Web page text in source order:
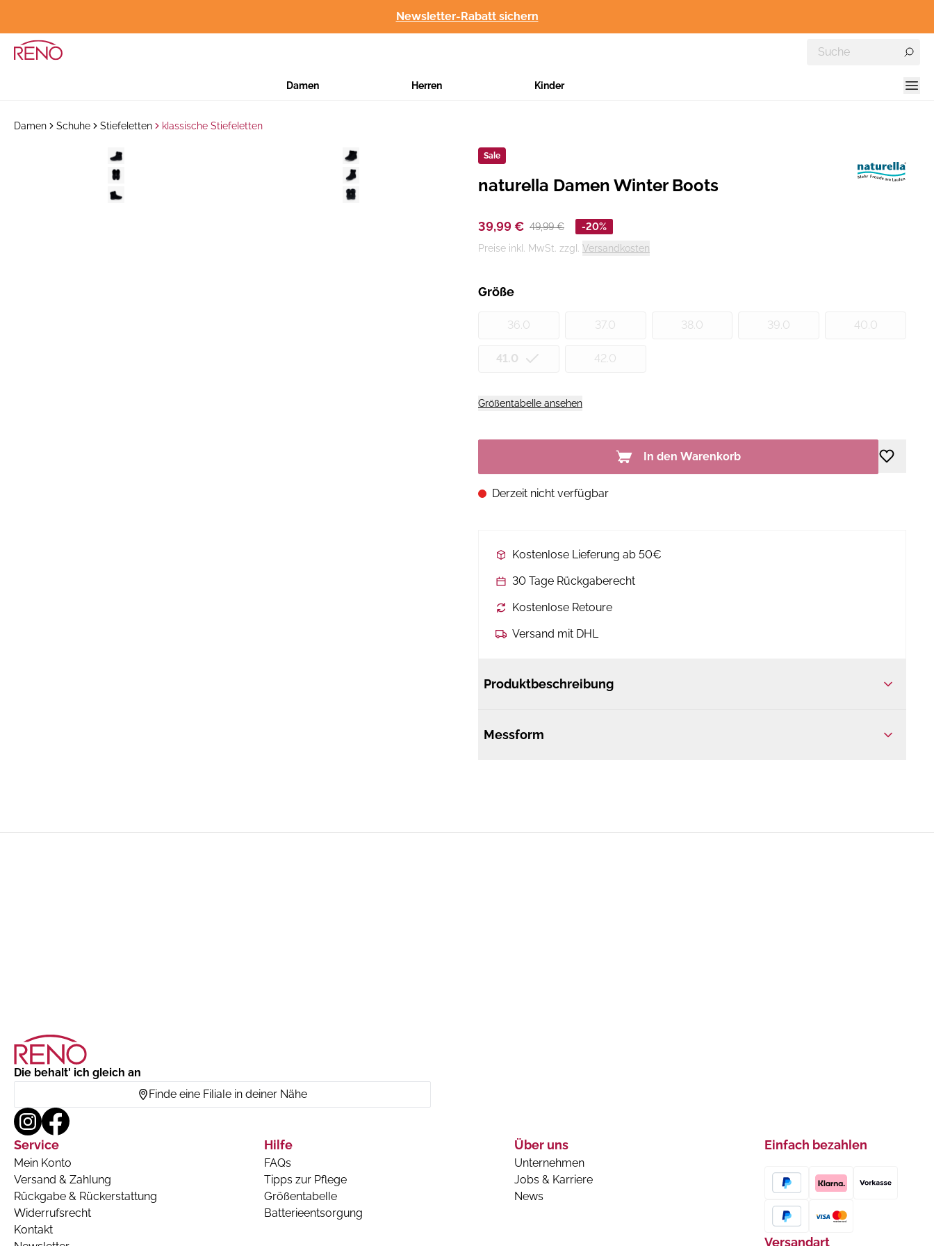
Newsletter-Rabatt sichern
Damen Herren Kinder
Damen Schuhe Stiefeletten klassische Stiefeletten
Sale
Hersteller:
naturella Damen Winter Boots
39,99 € 49,99 €
-20%
Preise inkl. MwSt. zzgl. Versandkosten
Größe
36.0 37.0 38.0 39.0 40.0
41.0 42.0
Größentabelle ansehen
In den Warenkorb
Derzeit nicht verfügbar
Kostenlose Lieferung ab 50€
30 Tage Rückgaberecht
Kostenlose Retoure
Versand mit DHL
Produktbeschreibung
Messform
Die behalt' ich gleich an
Finde eine Filiale in deiner Nähe
Service
Mein Konto
Versand & Zahlung
Rückgabe & Rückerstattung
Widerrufsrecht
Kontakt
Hilfe
FAQs
Tipps zur Pflege
Größentabelle
Batterieentsorgung
Über uns
Unternehmen
Jobs & Karriere
News
Einfach bezahlen
Versandart